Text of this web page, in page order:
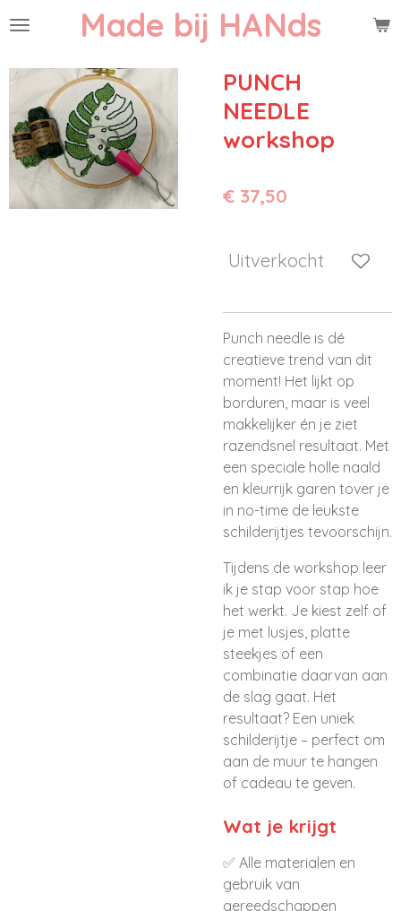
Ga
de
hoofdinhoud
Made bij HANds
PUNCH
NEEDLE
workshop
€ 37,50
Uitverkocht
Punch needle is dé
creatieve trend van dit
moment! Het lijkt op
borduren, maar is veel
makkelijker én je ziet
razendsnel resultaat. Met
een speciale holle naald
en kleurrijk garen tover je
in no-time de leukste
schilderijtjes tevoorschijn.
Tijdens de workshop leer
ik je stap voor stap hoe
het werkt. Je kiest zelf of
je met lusjes, platte
steekjes of een
combinatie daarvan aan
de slag gaat. Het
resultaat? Een uniek
schilderijtje – perfect om
aan de muur te hangen
of cadeau te geven.
Wat je krijgt
✅ Alle materialen en
gebruik van
gereedschappen